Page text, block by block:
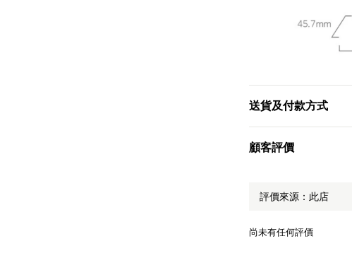
送貨及付款方式
顧客評價
尚未有任何評價